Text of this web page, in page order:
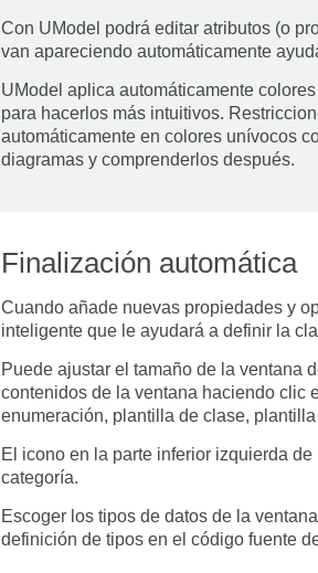
Con UModel podrá editar atributos (o
van apareciendo automáticamente
UModel aplica automáticamente
para hacerlos más intuitivos.
automáticamente en colores unívocos
diagramas y comprenderlos después.
Finalización automática
Cuando añade nuevas propiedades y
inteligente que le ayudará a definir la
Puede ajustar el tamaño de la ventana
contenidos de la ventana haciendo clic
enumeración, plantilla de clase,
El icono en la parte inferior izquierda
categoría.
Escoger los tipos de datos de la
definición de tipos en el código fuente